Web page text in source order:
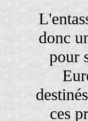
donc
pour
ces